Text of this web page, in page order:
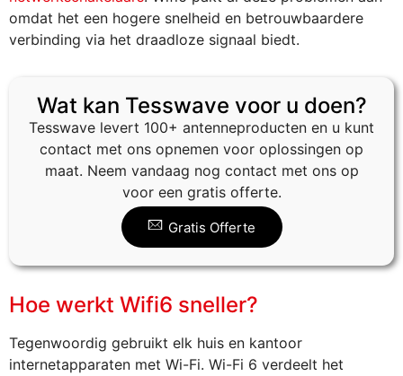
omdat het een hogere snelheid en betrouwbaardere
verbinding via het draadloze signaal biedt.
Wat kan Tesswave voor u doen?
Tesswave levert 100+ antenneproducten en u kunt
contact met ons opnemen voor oplossingen op
maat. Neem vandaag nog contact met ons op
voor een gratis offerte.
Gratis Offerte
Hoe werkt Wifi6 sneller?
Tegenwoordig gebruikt elk huis en kantoor
internetapparaten met Wi-Fi. Wi-Fi 6 verdeelt het